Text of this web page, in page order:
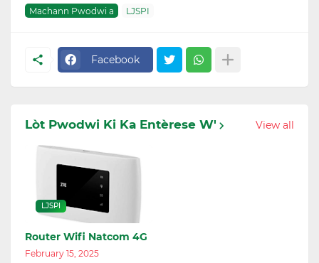
Machann Pwodwi a LJSPI
Facebook
Lòt Pwodwi Ki Ka Entèrese W' View all
LJSPI
Router Wifi Natcom 4G
February 15, 2025